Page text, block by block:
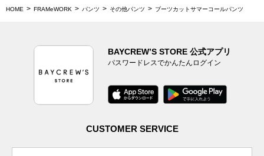
HOME FRAMeWORK パンツ その他パンツ ブーツカットサマーコールパンツ
BAYCREW’S STORE 公式アプリ
パスワードレスでかんたんログイン
CUSTOMER SERVICE